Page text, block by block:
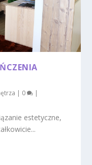
| 0 |
estetyczne,